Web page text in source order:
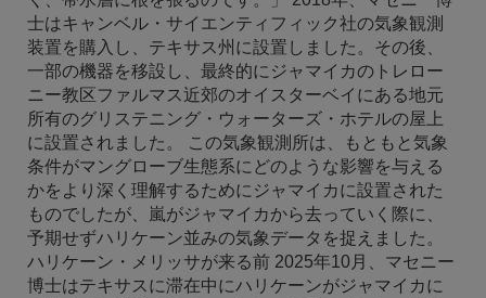
士はキャンベル・サイエンティフィック社の気象観測
装置を購入し、テキサス州に設置しました。その後、
一部の機器を移設し、最終的にジャマイカのトレロー
ニー教区ファルマス近郊のオイスターベイにある地元
所有のグリステニング・ウォーターズ・ホテルの屋上
に設置されました。 この気象観測所は、もともと気象
条件がマングローブ生態系にどのような影響を与える
かをより深く理解するためにジャマイカに設置された
ものでしたが、嵐がジャマイカから去っていく際に、
予期せずハリケーン並みの気象データを捉えました。
ハリケーン・メリッサが来る前 2025年10月、マセニー
博士はテキサスに滞在中にハリケーンがジャマイカに